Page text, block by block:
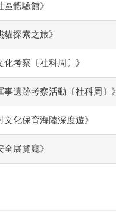
區體驗館》
貓探索之旅》
化考察〔社科周〕》
事遺跡考察活動〔社科周〕》
文化保育海陸深度遊》
全展覽廳》